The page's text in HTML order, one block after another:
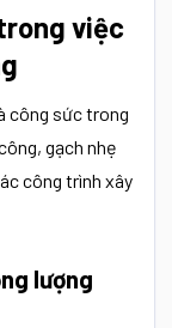
việc
công sức trong
gạch nhẹ
công trình xây
lượng